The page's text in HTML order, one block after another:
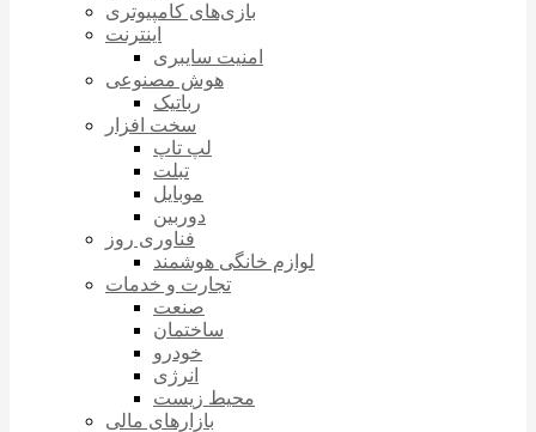
بازی‌های کامپیوتری
اینترنت
امنیت سایبری
هوش مصنوعی
رباتیک
سخت افزار
لپ تاپ
تبلت
موبایل
دوربین
فناوری روز
لوازم خانگی هوشمند
تجارت و خدمات
صنعت
ساختمان
خودرو
انرژی
محیط زیست
بازارهای مالی